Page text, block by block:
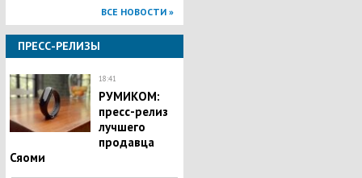
ВСЕ НОВОСТИ »
ПРЕСС-РЕЛИЗЫ
18:41
РУМИКОМ:
пресс-релиз
лучшего
продавца
Сяоми